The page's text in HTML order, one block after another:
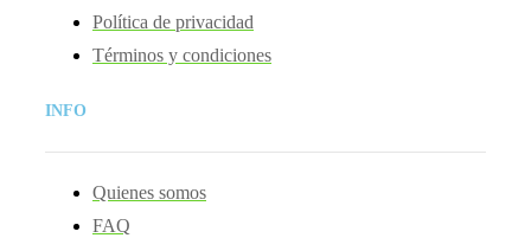
Política de privacidad
Términos y condiciones
INFO
Quienes somos
FAQ